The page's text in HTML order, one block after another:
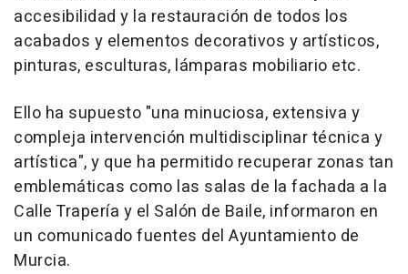
accesibilidad y la restauración de todos los
acabados y elementos decorativos y artísticos,
pinturas, esculturas, lámparas mobiliario etc.
Ello ha supuesto "una minuciosa, extensiva y
compleja intervención multidisciplinar técnica y
artística", y que ha permitido recuperar zonas tan
emblemáticas como las salas de la fachada a la
Calle Trapería y el Salón de Baile, informaron en
un comunicado fuentes del Ayuntamiento de
Murcia.